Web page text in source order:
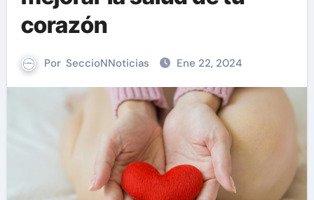
corazón
Por SeccioNNoticias Ene 22, 2024